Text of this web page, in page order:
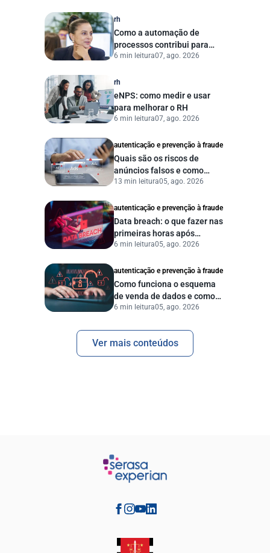
rh
Como a automação de
processos contribui para
uma gestão pública mais
6 min leitura07, ago. 2026
rh
eNPS: como medir e usar
para melhorar o RH
6 min leitura07, ago. 2026
autenticação e prevenção à fraude
Quais são os riscos de
anúncios falsos e como
proteger seu negócio?
13 min leitura05, ago. 2026
autenticação e prevenção à fraude
Data breach: o que fazer nas
primeiras horas após
vazamento de dados?
6 min leitura05, ago. 2026
autenticação e prevenção à fraude
Como funciona o esquema
de venda de dados e como
proteger sua empresa?
6 min leitura05, ago. 2026
Ver mais conteúdos